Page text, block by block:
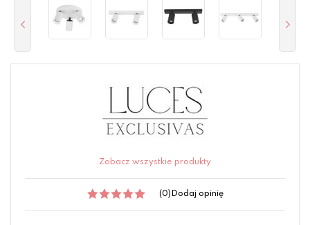
Zobacz wszystkie produkty
(0) Dodaj opinię